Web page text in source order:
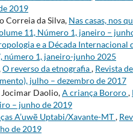
2019
Correia da Silva, Nas casas, nos
11, Número 1, janeiro –
e a Década Internacional
número 1, janeiro-junho 2025
O reverso da etnografia, Revista
julho – dezembro de 2017
Jocimar Daolio,A criança Bororo,
– junho de 2019
A’uwẽ Uptabi/Xavante-MT,
de 2019